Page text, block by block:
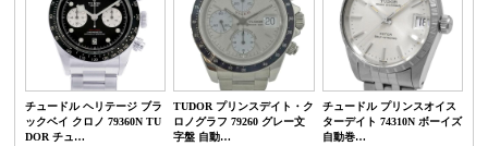
チュードル ヘリテージ ブラ
ックベイ クロノ 79360N TU
DOR チュ…
TUDOR プリンスデイト・ク
ロノグラフ 79260 グレー文
字盤 自動…
チュードル プリンスオイス
ターデイト 74310N ボーイズ
自動巻…